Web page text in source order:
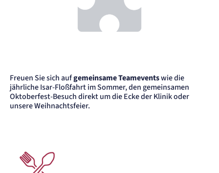
Freuen Sie sich aufgemeinsame Teameventswie die
jährliche Isar-Floßfahrt im Sommer, den gemeinsamen
Oktoberfest-Besuch direkt um die Ecke der Klinik oder
unsere Weihnachtsfeier.